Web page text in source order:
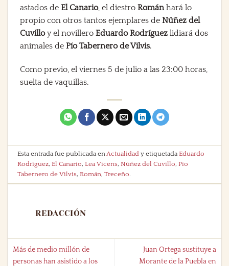
astados de El Canario, el diestro Románhará lo
propio con otros tantos ejemplares de Núñez del
Cuvilloy el novillero Eduardo Rodríguez lidiará dos
animales de Pío Tabernero de Vilvis.
Como previo, el viernes 5 de julio a las 23:00 horas,
suelta de vaquillas.
Esta entrada fue publicada enActualidad y etiquetadaEduardo
Rodríguez,El Canario,Lea Vicens,Núñez del Cuvillo,Pío
Tabernero de Vilvis,Román,Treceño.
REDACCIÓN
Más de medio millón de
personas han asistido a los
Juan Ortega sustituye a
Morante de la Puebla en